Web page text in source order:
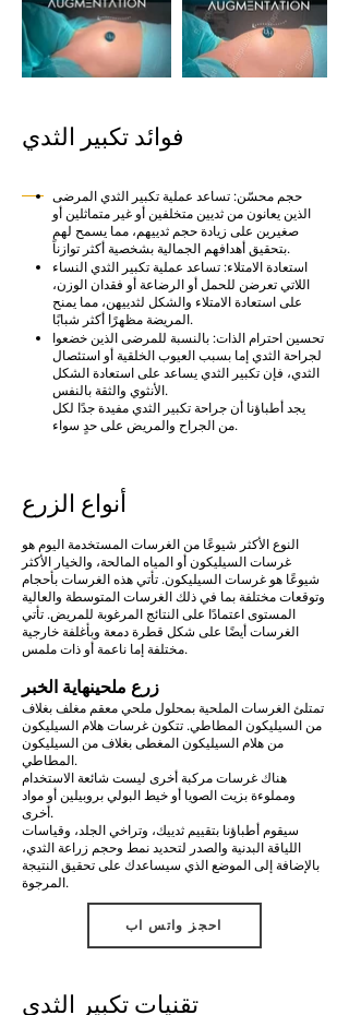
فوائد تكبير الثدي
حجم محسّن: تساعد عملية تكبير الثدي المرضى
الذين يعانون من ثديين متخلفين أو غير متماثلين أو
صغيرين على زيادة حجم ثدييهم، مما يسمح لهم
بتحقيق أهدافهم الجمالية بشخصية أكثر توازناً.
استعادة الامتلاء: تساعد عملية تكبير الثدي النساء
اللاتي تعرضن للحمل أو الرضاعة أو فقدان الوزن،
على استعادة الامتلاء والشكل لثدييهن، مما يمنح
المريضة مظهرًا أكثر شبابًا.
تحسين احترام الذات: بالنسبة للمرضى الذين خضعوا
لجراحة الثدي إما بسبب العيوب الخلقية أو استئصال
الثدي، فإن تكبير الثدي يساعد على استعادة الشكل
الأنثوي والثقة بالنفس.
يجد أطباؤنا أن جراحة تكبير الثدي مفيدة جدًا لكل
من الجراح والمريض على حدٍ سواء.
أنواع الزرع
النوع الأكثر شيوعًا من الغرسات المستخدمة اليوم هو
غرسات السيليكون أو المياه المالحة، والخيار الأكثر
شيوعًا هو غرسات السيليكون. تأتي هذه الغرسات بأحجام
وتوقعات مختلفة بما في ذلك الغرسات المتوسطة والعالية
المستوى اعتمادًا على النتائج المرغوبة للمريض. تأتي
الغرسات أيضًا على شكل قطرة دمعة وبأغلفة خارجية
مختلفة إما ناعمة أو ذات ملمس.
زرع ملحينهاية الخبر
تمتلئ الغرسات الملحية بمحلول ملحي معقم مغلف بغلاف
من السيليكون المطاطي. تتكون غرسات هلام السيليكون
من هلام السيليكون المغطى بغلاف من السيليكون
المطاطي.
هناك غرسات مركبة أخرى ليست شائعة الاستخدام
ومملوءة بزيت الصويا أو خيط البولي بروبيلين أو مواد
أخرى.
سيقوم أطباؤنا بتقييم ثدييك، وتراخي الجلد، وقياسات
اللياقة البدنية والصدر لتحديد نمط وحجم زراعة الثدي،
بالإضافة إلى الموضع الذي سيساعدك على تحقيق النتيجة
المرجوة.
احجز واتس اب
تقنيات تكبير الثدي